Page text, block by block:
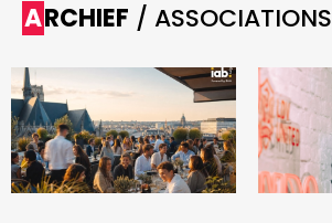
ARCHIEF / ASSOCIATIONS